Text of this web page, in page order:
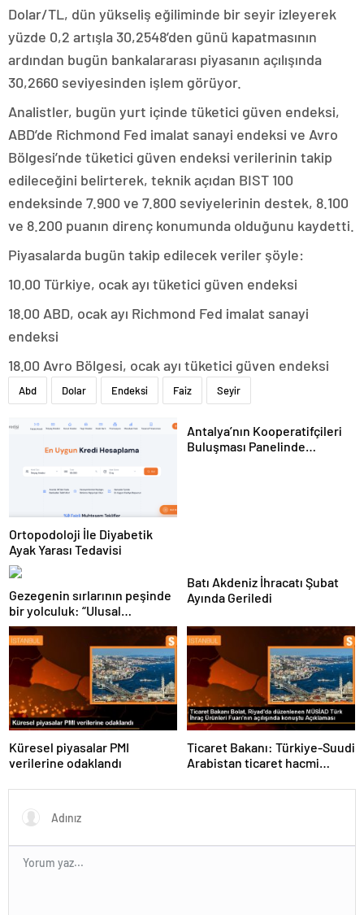
Dolar/TL, dün yükseliş eğiliminde bir seyir izleyerek
yüzde 0,2 artışla 30,2548’den günü kapatmasının
ardından bugün bankalararası piyasanın açılışında
30,2660 seviyesinden işlem görüyor.
Analistler, bugün yurt içinde tüketici güven endeksi,
ABD’de Richmond Fed imalat sanayi endeksi ve Avro
Bölgesi’nde tüketici güven endeksi verilerinin takip
edileceğini belirterek, teknik açıdan BIST 100
endeksinde 7.900 ve 7.800 seviyelerinin destek, 8.100
ve 8.200 puanın direnç konumunda olduğunu kaydetti.
Piyasalarda bugün takip edilecek veriler şöyle:
10.00 Türkiye, ocak ayı tüketici güven endeksi
18.00 ABD, ocak ayı Richmond Fed imalat sanayi
endeksi
18.00 Avro Bölgesi, ocak ayı tüketici güven endeksi
Abd Dolar Endeksi Faiz Seyir
Ortopodoloji İle Diyabetik
Ayak Yarası Tedavisi
Antalya’nın Kooperatifçileri
Buluşması Panelinde
Gezegenin sırlarının peşinde
bir yolculuk: “Ulusal
Antarktika Bilim Seferleri”
Batı Akdeniz İhracatı Şubat
Ayında Geriledi
Küresel piyasalar PMI
verilerine odaklandı
Ticaret Bakanı: Türkiye-Suudi
Arabistan ticaret hacmi